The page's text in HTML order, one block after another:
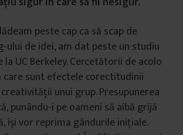
peste cap ca să scap de
ului de idei, am dat peste un studiu
UC Berkeley. Cercetătorii de acolo
care sunt efectele corectitudinii
unui grup. Presupunerea
punându-i pe oameni să aibă grijă
își vor reprima gândurile inițiale.